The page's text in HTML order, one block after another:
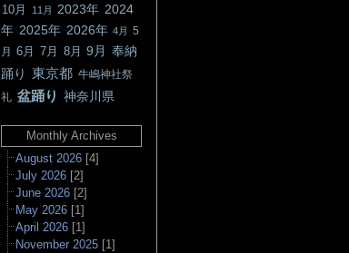
10月
11月 2023年 2024
年 2025年 2026年 4月
5
月
6月 7月 8月 9月 奉納
踊り 東京都 牛嶋神社祭
礼 盆踊り 神奈川県
Monthly Archives
August 2026 [4]
July 2026 [2]
June 2026 [2]
May 2026 [1]
April 2026 [1]
November 2025 [1]